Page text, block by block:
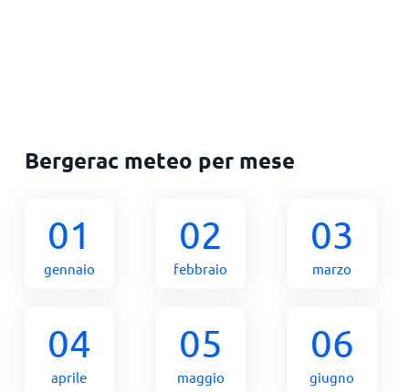
Bergerac meteo per mese
01
gennaio
02
febbraio
03
marzo
04
aprile
05
maggio
06
giugno